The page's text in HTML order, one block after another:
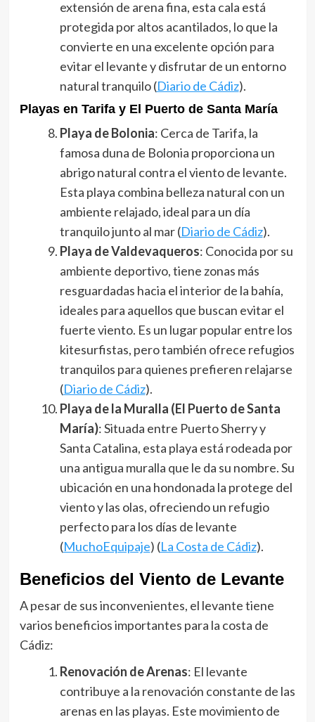
extensión de arena fina, esta cala está
protegida por altos acantilados, lo que la
convierte en una excelente opción para
evitar el levante y disfrutar de un entorno
natural tranquilo​ (Diario de Cádiz)​.
Playas en Tarifa y El Puerto de Santa María
Playa de Bolonia: Cerca de Tarifa, la
famosa duna de Bolonia proporciona un
abrigo natural contra el viento de levante.
Esta playa combina belleza natural con un
ambiente relajado, ideal para un día
tranquilo junto al mar​ (Diario de Cádiz)​.
Playa de Valdevaqueros: Conocida por su
ambiente deportivo, tiene zonas más
resguardadas hacia el interior de la bahía,
ideales para aquellos que buscan evitar el
fuerte viento. Es un lugar popular entre los
kitesurfistas, pero también ofrece refugios
tranquilos para quienes prefieren relajarse​
(Diario de Cádiz)​.
Playa de la Muralla (El Puerto de Santa
María): Situada entre Puerto Sherry y
Santa Catalina, esta playa está rodeada por
una antigua muralla que le da su nombre. Su
ubicación en una hondonada la protege del
viento y las olas, ofreciendo un refugio
perfecto para los días de levante​
(MuchoEquipaje)​​ (La Costa de Cádiz)​.
Beneficios del Viento de Levante
A pesar de sus inconvenientes, el levante tiene
varios beneficios importantes para la costa de
Cádiz:
Renovación de Arenas: El levante
contribuye a la renovación constante de las
arenas en las playas. Este movimiento de